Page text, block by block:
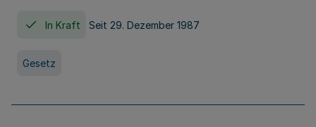
In Kraft Seit 29. Dezember 1987
Gesetz